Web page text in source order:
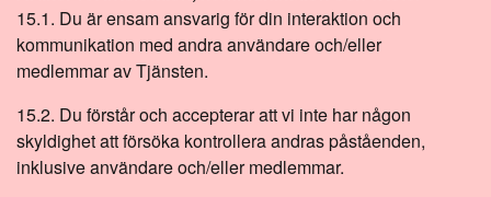
15.1. Du är ensam ansvarig för din interaktion och
kommunikation med andra användare och/eller
medlemmar av Tjänsten.
15.2. Du förstår och accepterar att vi inte har någon
skyldighet att försöka kontrollera andras påståenden,
inklusive användare och/eller medlemmar.